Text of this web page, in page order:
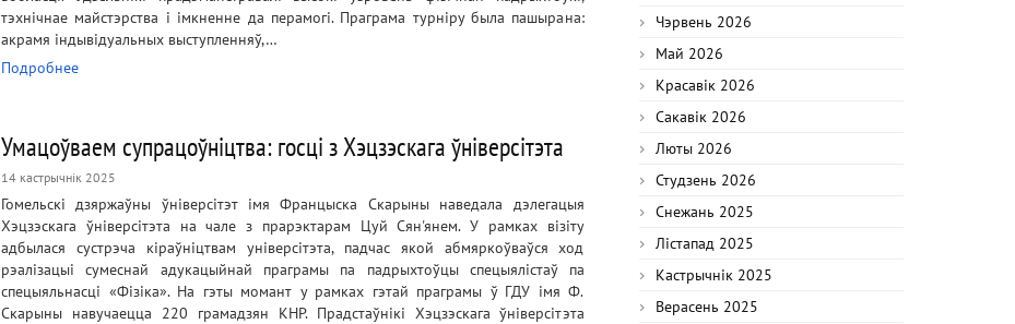
тэхнічнае майстэрства і імкненне да перамогі. Праграма турніру была пашырана:
акрамя індывідуальных выступленняў,…
Подробнее
Умацоўваем супрацоўніцтва: госці з Хэцзэскага ўніверсітэта
14 кастрычнік 2025
Гомельскі дзяржаўны ўніверсітэт імя Францыска Скарыны наведала дэлегацыя
Хэцзэскага ўніверсітэта на чале з прарэктарам Цуй Сян'янем. У рамках візіту
адбылася сустрэча кіраўніцтвам універсітэта, падчас якой абмяркоўваўся ход
рэалізацыі сумеснай адукацыйнай праграмы па падрыхтоўцы спецыялістаў па
спецыяльнасці «Фізіка». На гэты момант у рамках гэтай праграмы ў ГДУ імя Ф.
Скарыны навучаецца 220 грамадзян КНР. Прадстаўнікі Хэцзэскага ўніверсітэта
Чэрвень 2026
Май 2026
Красавік 2026
Сакавік 2026
Люты 2026
Студзень 2026
Снежань 2025
Лістапад 2025
Кастрычнік 2025
Верасень 2025